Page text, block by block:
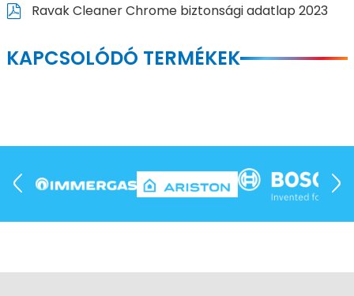
Ravak Cleaner Chrome biztonsági adatlap 2023
KAPCSOLÓDÓ TERMÉKEK